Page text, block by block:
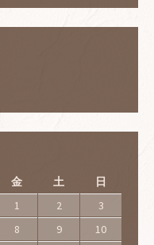
金 土 日
1 2
3
8 9
10